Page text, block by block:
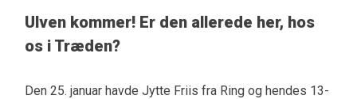
Ulven kommer! Er den allerede her, hos
os i Træden?
Den 25. januar havde Jytte Friis fra Ring og hendes 13-